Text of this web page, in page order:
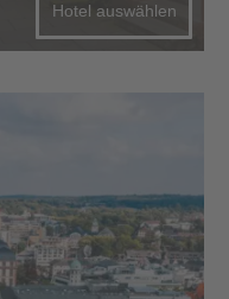
Hotel auswählen